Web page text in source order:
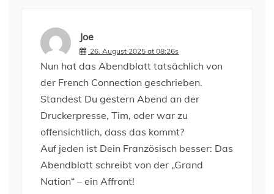
Joe
26. August 2025 at 08:26s
Nun hat das Abendblatt tatsächlich von
der French Connection geschrieben.
Standest Du gestern Abend an der
Druckerpresse, Tim, oder war zu
offensichtlich, dass das kommt?
Auf jeden ist Dein Französisch besser: Das
Abendblatt schreibt von der „Grand
Nation“ – ein Affront!